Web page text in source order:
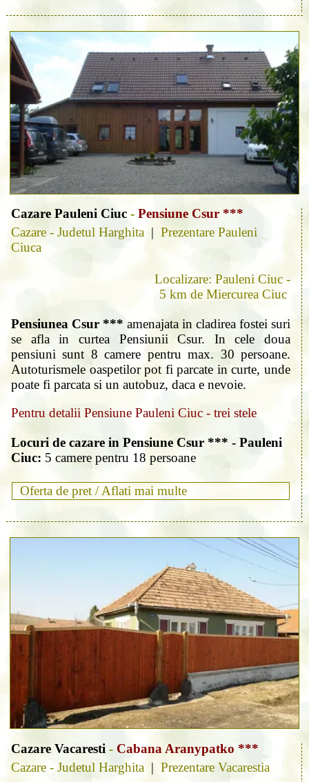
Cazare Pauleni Ciuc - Pensiune Csur ***
Cazare - Judetul Harghita | Prezentare Pauleni
Ciuca
Localizare: Pauleni Ciuc -
5 km de Miercurea Ciuc
Pensiunea Csur *** amenajata in cladirea fostei suri
se afla in curtea Pensiunii Csur. In cele doua
pensiuni sunt 8 camere pentru max. 30 persoane.
Autoturismele oaspetilor pot fi parcate in curte, unde
poate fi parcata si un autobuz, daca e nevoie.
Pentru detalii Pensiune Pauleni Ciuc - trei stele
Locuri de cazare in Pensiune Csur *** - Pauleni
Ciuc: 5 camere pentru 18 persoane
Oferta de pret / Aflati mai multe
Cazare Vacaresti - Cabana Aranypatko ***
Cazare - Judetul Harghita | Prezentare Vacarestia